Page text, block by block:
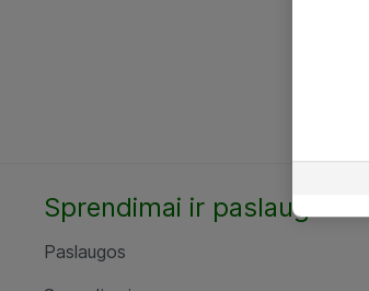
Sprendimai ir paslaugos
Paslaugos